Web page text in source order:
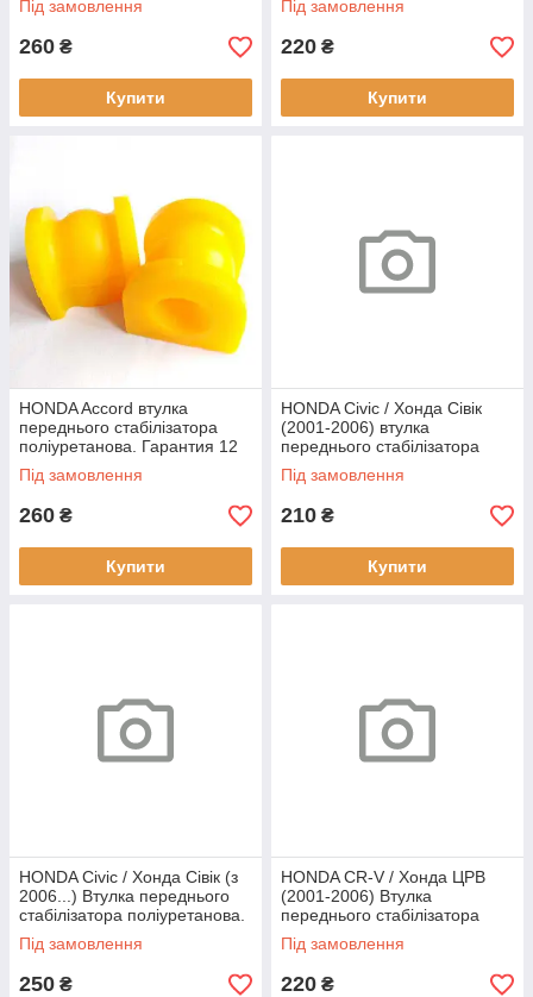
Під замовлення
260 ₴
Купити
Під замовлення
220 ₴
Купити
HONDA Accord втулка
переднього стабілізатора
поліуретанова. Гарантия 12
месяцев!
Під замовлення
260 ₴
Купити
HONDA Civic / Хонда Сівік
(2001-2006) втулка
переднього стабілізатора
поліуретанова. Гарантія 12
місяців!
Під замовлення
210 ₴
Купити
HONDA Civic / Хонда Сівік (з
2006...) Втулка переднього
стабілізатора поліуретанова.
Гарантія 12 місяців!
Під замовлення
250 ₴
HONDA CR-V / Хонда ЦРВ
(2001-2006) Втулка
переднього стабілізатора
поліуретанова. Гарантія 12
місяців!
Під замовлення
220 ₴